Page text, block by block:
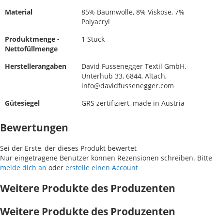
Material
85% Baumwolle, 8% Viskose, 7%
Polyacryl
Produktmenge -
Nettofüllmenge
1 Stück
Herstellerangaben
David Fussenegger Textil GmbH,
Unterhub 33, 6844, Altach,
info@davidfussenegger.com
Gütesiegel
GRS zertifiziert, made in Austria
Bewertungen
Sei der Erste, der dieses Produkt bewertet
Nur eingetragene Benutzer können Rezensionen schreiben. Bitte
melde dich an oder erstelle einen Account
Weitere Produkte des Produzenten
Weitere Produkte des Produzenten